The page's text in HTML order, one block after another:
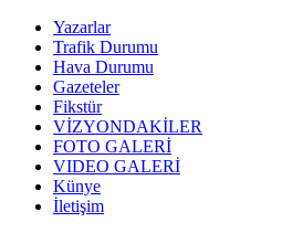
Yazarlar
Trafik Durumu
Hava Durumu
Gazeteler
Fikstür
VİZYONDAKİLER
FOTO GALERİ
VIDEO GALERİ
Künye
İletişim